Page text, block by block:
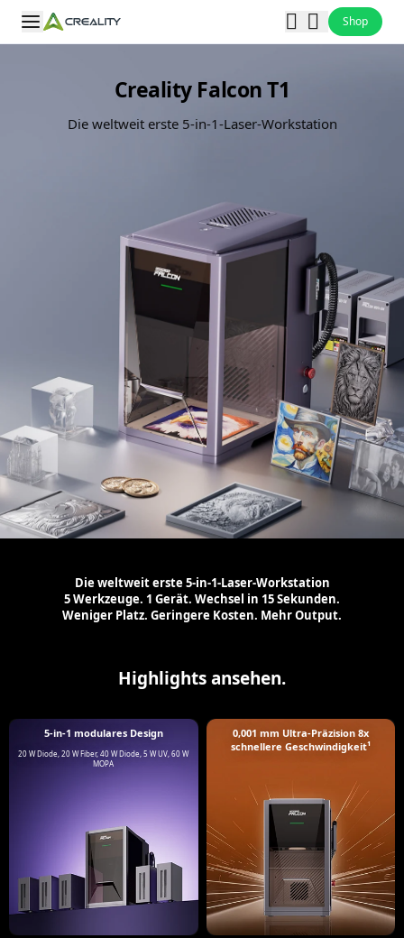
Shop
Creality Falcon T1
Die weltweit erste 5-in-1-Laser-Workstation
Die weltweit erste 5-in-1-Laser-Workstation
5 Werkzeuge. 1 Gerät. Wechsel in 15 Sekunden.
Weniger Platz. Geringere Kosten. Mehr Output.
Highlights ansehen.
5-in-1 modulares Design
20 W Diode, 20 W Fiber, 40 W Diode, 5 W UV, 60 W
MOPA
0,001 mm Ultra-Präzision 8x
schnellere Geschwindigkeit¹